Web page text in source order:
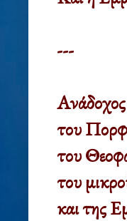
---
του
του
του
και της